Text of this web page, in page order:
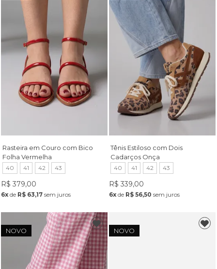
Rasteira em Couro com Bico
Folha Vermelha
40 41 42 43
R$ 379,00
6xde R$ 63,17sem juros
Tênis Estiloso com Dois
Cadarços Onça
40 41 42 43
R$ 339,00
6x de R$ 56,50 sem juros
NOVO NOVO